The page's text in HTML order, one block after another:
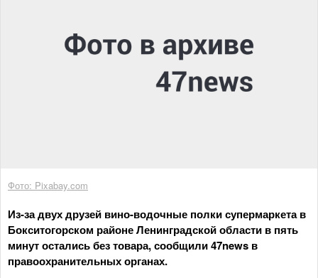
Фото: Pixabay.com
Из-за двух друзей вино-водочные полки супермаркета в
Бокситогорском районе Ленинградской области в пять
минут остались без товара, сообщили 47news в
правоохранительных органах.